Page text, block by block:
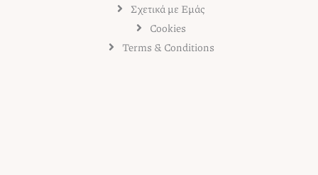
Σχετικά με Εμάς
Cookies
Terms & Conditions